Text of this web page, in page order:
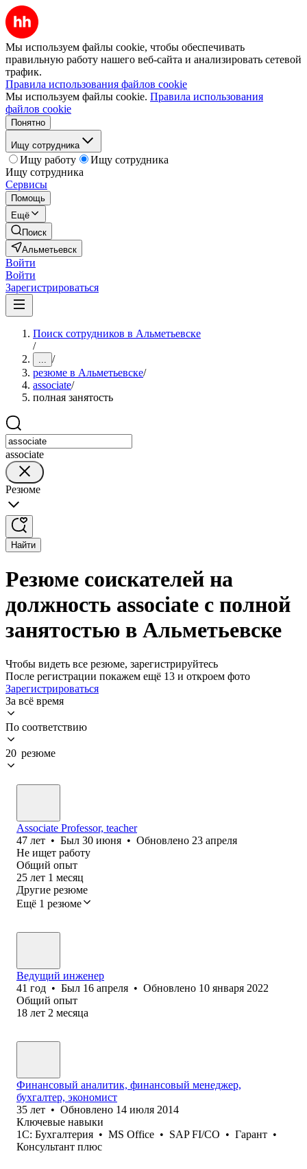
Мы используем файлы cookie, чтобы обеспечивать
правильную работу нашего веб-сайта и анализировать сетевой
трафик.
Правила использования файлов cookie
Мы используем файлы cookie. Правила использования
файлов cookie
Понятно
Ищу сотрудника
Ищу работу
Ищу сотрудника
Ищу сотрудника
Сервисы
Помощь
Ещё
Поиск
Альметьевск
Войти
Войти
Зарегистрироваться
Поиск сотрудников в Альметьевске
/
... /
резюме в Альметьевске/
associate/
полная занятость
associate
Резюме
Найти
Резюме соискателей на
должность associate с полной
занятостью в Альметьевске
Чтобы видеть все резюме, зарегистрируйтесь
После регистрации покажем ещё 13 и откроем фото
Зарегистрироваться
За всё время
По соответствию
20 резюме
Associate Professor, teacher
47 лет • Был 30 июня • Обновлено 23 апреля
Не ищет работу
Общий опыт
25 лет 1 месяц
Другие резюме
Ещё 1 резюме
Ведущий инженер
41 год • Был 16 апреля • Обновлено 10 января 2022
Общий опыт
18 лет 2 месяца
Финансовый аналитик, финансовый менеджер,
бухгалтер, экономист
35 лет • Обновлено 14 июля 2014
Ключевые навыки
1С: Бухгалтерия • MS Office • SAP FI/CO • Гарант •
Консультант плюс